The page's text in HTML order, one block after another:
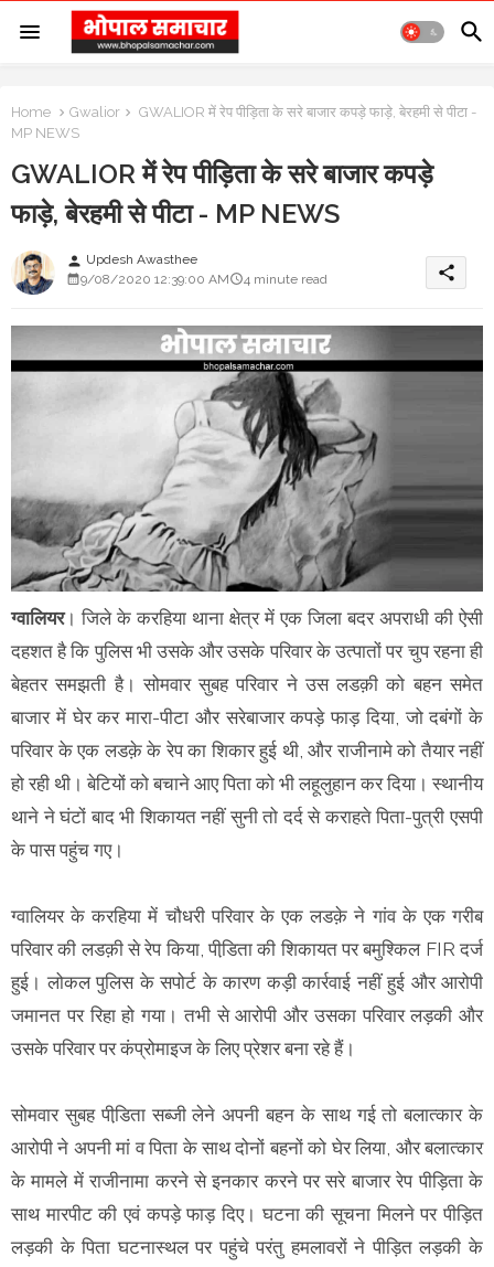
Home Gwalior
GWALIOR में रेप पीड़िता के सरे बाजार कपड़े फाड़े, बेरहमी से पीटा -
MP NEWS
GWALIOR में रेप पीड़िता के सरे बाजार कपड़े
फाड़े, बेरहमी से पीटा - MP NEWS
person Updesh Awasthee
9/08/2020 12:39:00 AM
4 minute read share
ग्वालियर। जिले के करहिया थाना क्षेत्र में एक जिला बदर अपराधी की ऐसी
दहशत है कि पुलिस भी उसके और उसके परिवार के उत्पातों पर चुप रहना ही
बेहतर समझती है। सोमवार सुबह परिवार ने उस लडक़ी को बहन समेत
बाजार में घेर कर मारा-पीटा और सरेबाजार कपड़े फाड़ दिया, जो दबंगों के
परिवार के एक लडक़े के रेप का शिकार हुई थी, और राजीनामे को तैयार नहीं
हो रही थी। बेटियों को बचाने आए पिता को भी लहूलुहान कर दिया। स्थानीय
थाने ने घंटों बाद भी शिकायत नहीं सुनी तो दर्द से कराहते पिता-पुत्री एसपी
के पास पहुंच गए।
ग्वालियर के करहिया में चौधरी परिवार के एक लडक़े ने गांव के एक गरीब
परिवार की लडक़ी से रेप किया, पीडि़ता की शिकायत पर बमुश्किल FIR दर्ज
हुई। लोकल पुलिस के सपोर्ट के कारण कड़ी कार्रवाई नहीं हुई और आरोपी
जमानत पर रिहा हो गया। तभी से आरोपी और उसका परिवार लड़की और
उसके परिवार पर कंप्रोमाइज के लिए प्रेशर बना रहे हैं।
सोमवार सुबह पीडि़ता सब्जी लेने अपनी बहन के साथ गई तो बलात्कार के
आरोपी ने अपनी मां व पिता के साथ दोनों बहनों को घेर लिया, और बलात्कार
के मामले में राजीनामा करने से इनकार करने पर सरे बाजार रेप पीड़िता के
साथ मारपीट की एवं कपड़े फाड़ दिए। घटना की सूचना मिलने पर पीड़ित
लड़की के पिता घटनास्थल पर पहुंचे परंतु हमलावरों ने पीड़ित लड़की के